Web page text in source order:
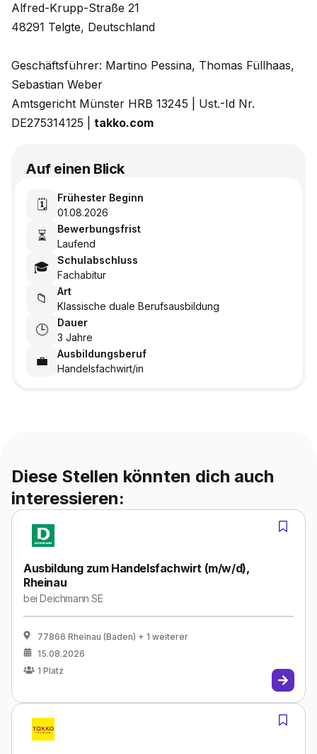
Alfred-Krupp-Straße 21
48291 Telgte, Deutschland
Geschäftsführer: Martino Pessina, Thomas Füllhaas,
Sebastian Weber
Amtsgericht Münster HRB 13245 | Ust.-Id Nr.
DE275314125 | takko.com
Auf einen Blick
🗓️
Frühester Beginn
01.08.2026
⏳
Bewerbungsfrist
Laufend
🎓
Schulabschluss
Fachabitur
📁
Art
Klassische duale Berufsausbildung
🕒
Dauer
3 Jahre
💼
Ausbildungsberuf
Handelsfachwirt/in
Diese Stellen könnten dich auch
interessieren:
Ausbildung zum Handelsfachwirt (m/w/d),
Rheinau
beiDeichmann SE
77866 Rheinau (Baden) + 1 weiterer
15.08.2026
1 Platz